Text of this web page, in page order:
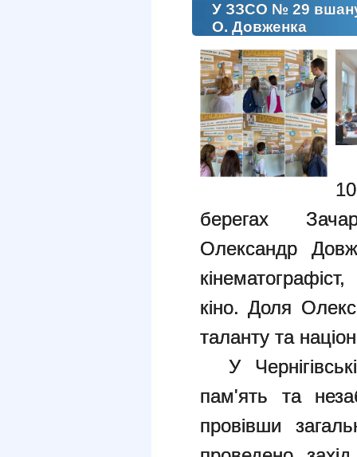
У ЗЗСО № 29
О. Довженка
берегах
Олександр
кіно. Доля
таланту та
У
пам'ять та
провівши